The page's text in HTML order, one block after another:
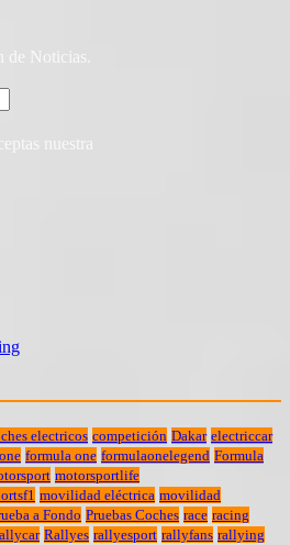
de Noticias.
nuestra
electricos competición Dakar electriccar
formula one formulaonelegend Formula
motorsportlife
movilidad eléctrica movilidad
a Fondo Pruebas Coches race racing
Rallyes rallyesport rallyfans rallying